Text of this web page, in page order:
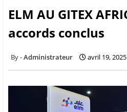
ELM AU GITEX
accords conclus
Administrateur avril 19, 2025